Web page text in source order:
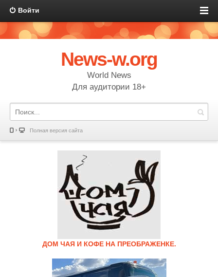
Войти
News-w.org
World News
Для аудитории 18+
Полная версия сайта
ДОМ ЧАЯ И КОФЕ НА ПРЕОБРАЖЕНКЕ.